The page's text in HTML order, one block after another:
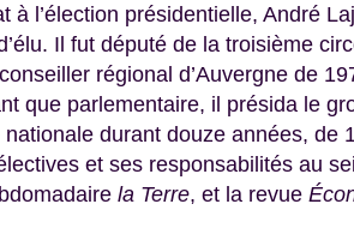
à l’élection présidentielle, André
Il fut député de la troisième
régional d’Auvergne de
que parlementaire, il présida le
durant douze années, de
et ses responsabilités au
la Terre, et la revue